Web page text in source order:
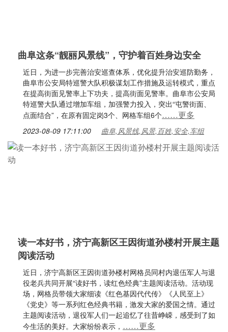
曲阜这条“靓丽风景线”，守护着百姓身边安全
近日，为进一步完善治安巡查体系，优化提升治安巡防勤务，
曲阜市公安局特巡警大队积极谋划工作措施及运转模式，重点
在提高街面见警率上下功夫，提高街面见警率。曲阜市公安局
特巡警大队通过增加车组，加强警力投入，突出“屯警街面、
点面结合”，在原有固定岗3个、网格车组6个……更多
2023-08-09 17:11:00 曲阜,风景线,风景,百姓,安全,车组
读一本好书，济宁高新区王因街道孙楼村开展主题
阅读活动
近日，济宁高新区王因街道孙楼村网格员同村内退伍军人与退
役老兵共同开展“读好书，读红色经典”主题阅读活动。活动现
场，网格员带领大家细读《红色基因代代传》《人民至上》
《党史》等一系列红色经典书籍，激发大家的爱国之情。通过
主题阅读活动，退役军人们一起追忆了往昔峥嵘，感受到了如
今生活的美好。大家纷纷表示， ……更多